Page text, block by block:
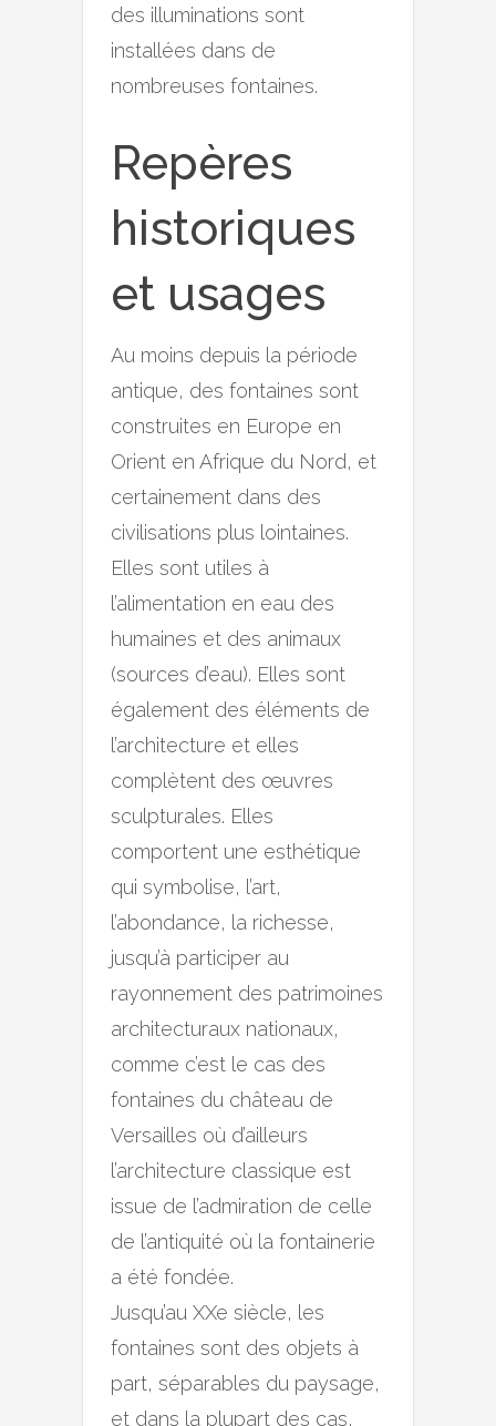
des illuminations sont
installées dans de
nombreuses fontaines.
Repères
historiques
et usages
Au moins depuis la période
antique, des fontaines sont
construites en Europe en
Orient en Afrique du Nord, et
certainement dans des
civilisations plus lointaines.
Elles sont utiles à
l’alimentation en eau des
humaines et des animaux
(sources d’eau). Elles sont
également des éléments de
l’architecture et elles
complètent des œuvres
sculpturales. Elles
comportent une esthétique
qui symbolise, l’art,
l’abondance, la richesse,
jusqu’à participer au
rayonnement des patrimoines
architecturaux nationaux,
comme c’est le cas des
fontaines du château de
Versailles où d’ailleurs
l’architecture classique est
issue de l’admiration de celle
de l’antiquité où la fontainerie
a été fondée.
Jusqu’au XXe siècle, les
fontaines sont des objets à
part, séparables du paysage,
et dans la plupart des cas,